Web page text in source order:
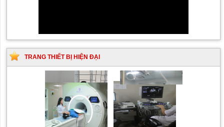
TRANG THIẾT BỊ HIỆN ĐẠI